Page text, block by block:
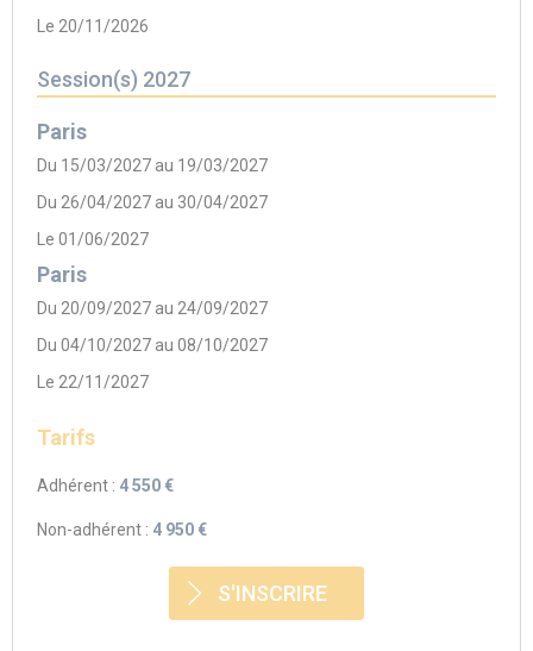
Le 20/11/2026
Session(s) 2027
Paris
Du 15/03/2027 au 19/03/2027
Du 26/04/2027 au 30/04/2027
Le 01/06/2027
Paris
Du 20/09/2027 au 24/09/2027
Du 04/10/2027 au 08/10/2027
Le 22/11/2027
Tarifs
Adhérent : 4 550 €
Non-adhérent : 4 950 €
S'INSCRIRE